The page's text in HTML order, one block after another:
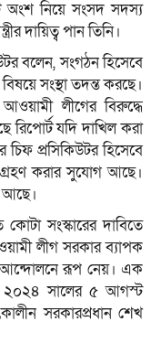
অংশ নিয়ে সংসদ সদস্য
দায়িত্ব পান তিনি।
বলেন, সংগঠন হিসেবে
সংস্থা তদন্ত করছে।
লীগের বিরুদ্ধে
রিপোর্ট যদি দাখিল করা
চিফ প্রসিকিউটর হিসেবে
গ্রহণ করার সুযোগ আছে।
সংস্কারের দাবিতে
লীগ সরকার ব্যাপক
রূপ নেয়। এক
২০২৪ সালের ৫ আগস্ট
সরকারপ্রধান শেখ